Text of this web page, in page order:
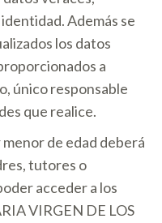
Además se
los datos
a
único responsable
que realice.
de edad deberá
tutores o
acceder a los
VIRGEN DE LOS